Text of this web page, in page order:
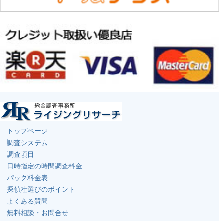
トップページ
調査システム
調査項目
日時指定の時間調査料金
パック料金表
探偵社選びのポイント
よくある質問
無料相談・お問合せ